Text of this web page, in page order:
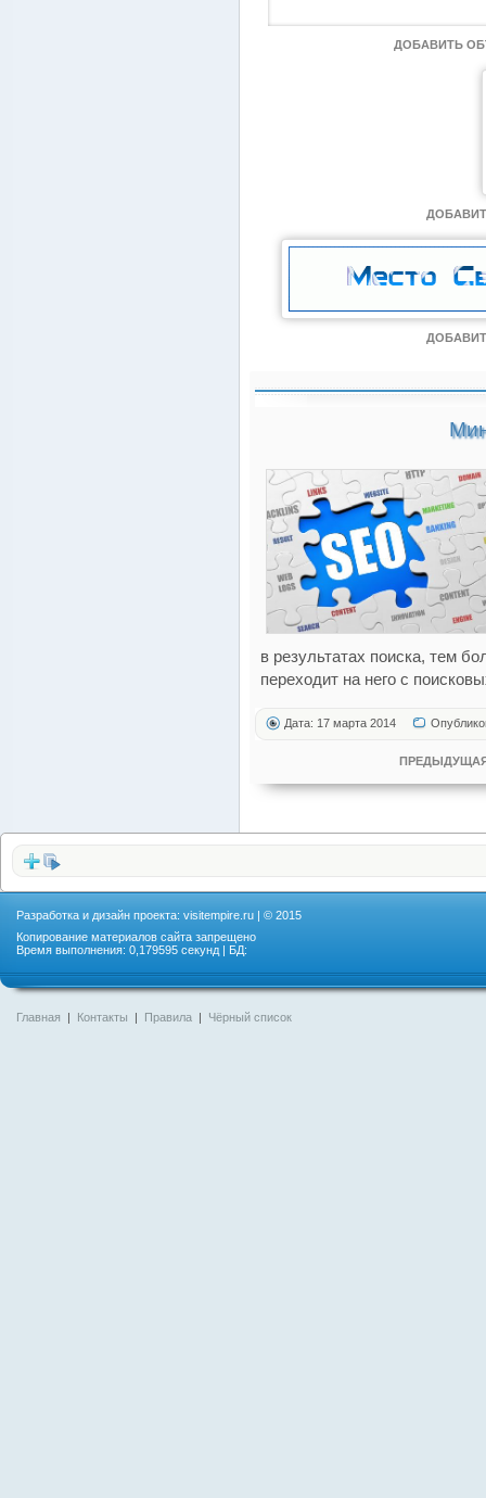
ДОБАВИТЬ
в результатах поиска, тем
переходит на него с
Дата: 17 марта 2014
Разработка и дизайн проекта: visitempire.ru | © 2015
Копирование материалов сайта запрещено
Время выполнения: 0,179595 секунд | БД:
Главная | Контакты | Правила | Чёрный список